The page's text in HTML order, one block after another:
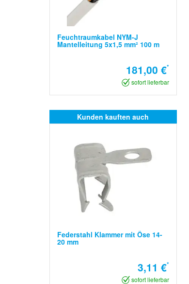
Feuchtraumkabel NYM-J
Mantelleitung 5x1,5 mm² 100 m
181,00 €*
sofort lieferbar
Kunden kauften auch
Federstahl Klammer mit Öse 14-
20 mm
3,11 €*
sofort lieferbar